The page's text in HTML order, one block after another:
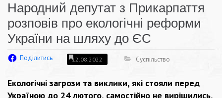
Народний депутат з Прикарпаття
розповів про екологічні реформи
України на шляху до ЄС
Поділитись 12.08.2022 Суспільство
Екологічні загрози та виклики, які стояли перед
Україною до 24 лютого, самостійно не вирішились,